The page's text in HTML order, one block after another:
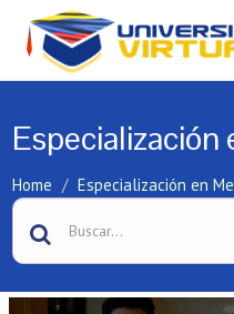
Especialización
Home Especialización en